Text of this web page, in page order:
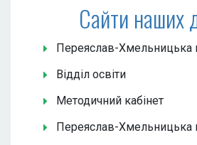
Сайти наших
Переяслав-Хмельницька
Відділ освіти
Методичний кабінет
Переяслав-Хмельницька